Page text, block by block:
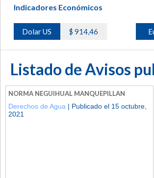
Indicadores Económicos
Dolar US $ 914,46
Listado de Avisos
NORMA NEGUIHUAL MANQUEPILLAN
Derechos de Agua | Publicado el 15 octubre,
2021